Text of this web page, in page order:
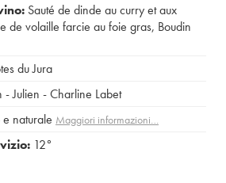
Sauté de dinde au curry et aux
de volaille farcie au foie gras, Boudin
du Jura
- Julien - Charline Labet
naturale Maggiori informazioni…
12°